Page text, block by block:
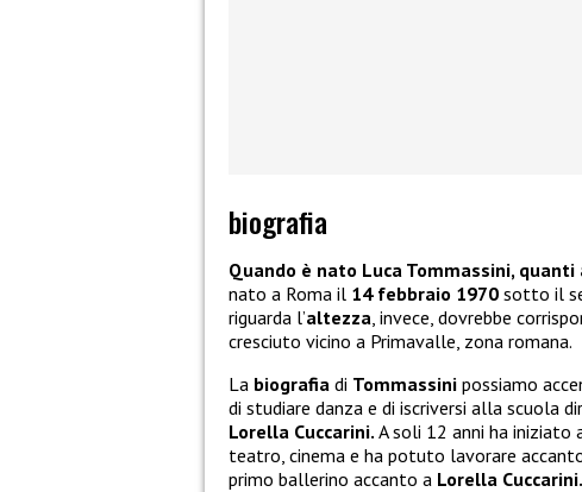
biografia
Quando è nato Luca Tommassini,
nato a Roma il 14 febbraio 1970 sotto il
riguarda l’altezza , invece, dovrebbe
cresciuto vicino a Primavalle, zona romana.
La biografia di Tommassini possiamo
di studiare danza e di iscriversi alla scuola
Lorella Cuccarini. A soli 12 anni ha
teatro, cinema e ha potuto lavorare
primo ballerino accanto a Lorella Cuccarini.